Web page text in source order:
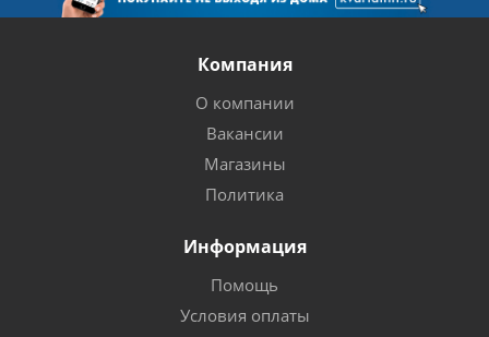
Компания
О компании
Вакансии
Магазины
Политика
Информация
Помощь
Условия оплаты